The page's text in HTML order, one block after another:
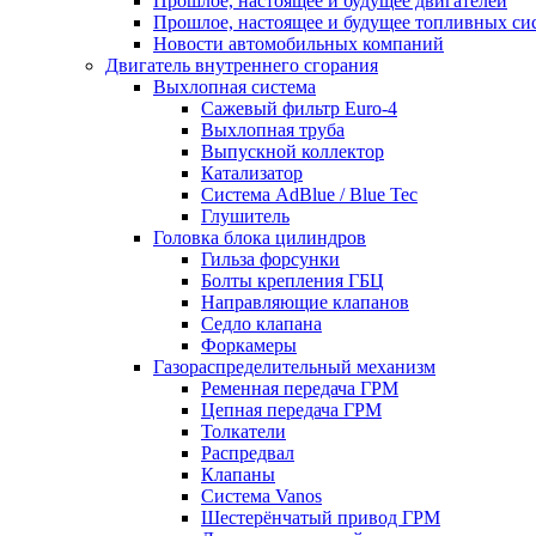
Прошлое, настоящее и будущее топливных
Новости автомобильных компаний
Двигатель внутреннего сгорания
Выхлопная система
Сажевый фильтр Euro-4
Выхлопная труба
Выпускной коллектор
Катализатор
Система AdBlue / Blue Tec
Глушитель
Головка блока цилиндров
Гильза форсунки
Болты крепления ГБЦ
Направляющие клапанов
Седло клапана
Форкамеры
Газораспределительный механизм
Ременная передача ГРМ
Цепная передача ГРМ
Толкатели
Распредвал
Клапаны
Система Vanos
Шестерёнчатый привод ГРМ